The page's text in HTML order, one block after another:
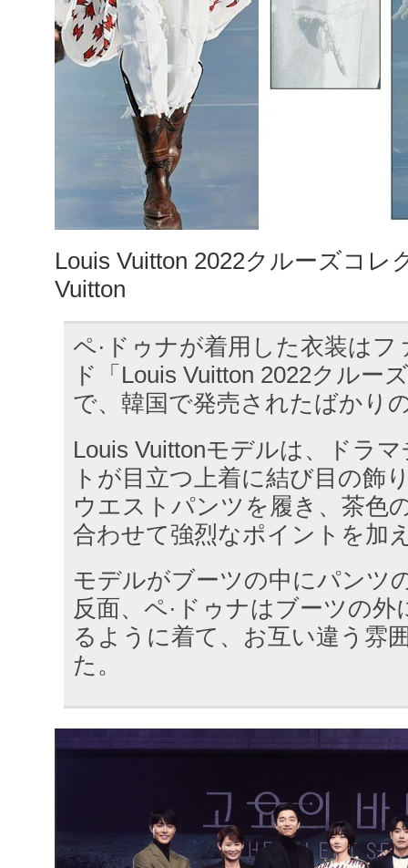
Louis Vuitton 2022クルーズコレ
Vuitton
ペ·ドゥナが着用した衣装は
ド「Louis Vuitton 2022クルー
で、韓国で発売されたばかり
Louis Vuittonモデルは、ドラ
トが目立つ上着に結び目の飾
ウエストパンツを履き、茶色
合わせて強烈なポイントを加
モデルがブーツの中にパンツ
反面、ペ·ドゥナはブーツの
るように着て、お互い違う雰
た。